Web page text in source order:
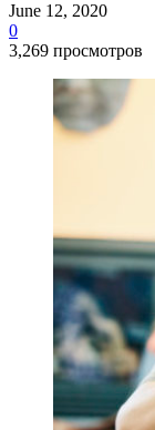
June 12, 2020
0
3,269 просмотров